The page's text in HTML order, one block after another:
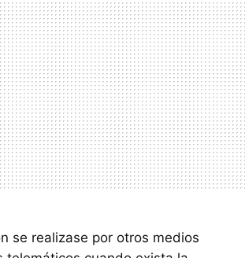
se realizase por otros medios